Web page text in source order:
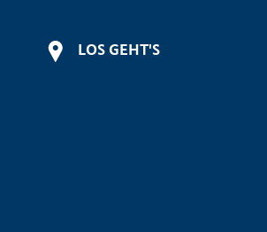
LOS GEHT'S